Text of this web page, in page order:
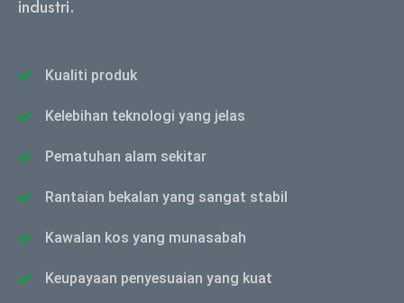
industri.
Kualiti produk
Kelebihan teknologi yang jelas
Pematuhan alam sekitar
Rantaian bekalan yang sangat stabil
Kawalan kos yang munasabah
Keupayaan penyesuaian yang kuat